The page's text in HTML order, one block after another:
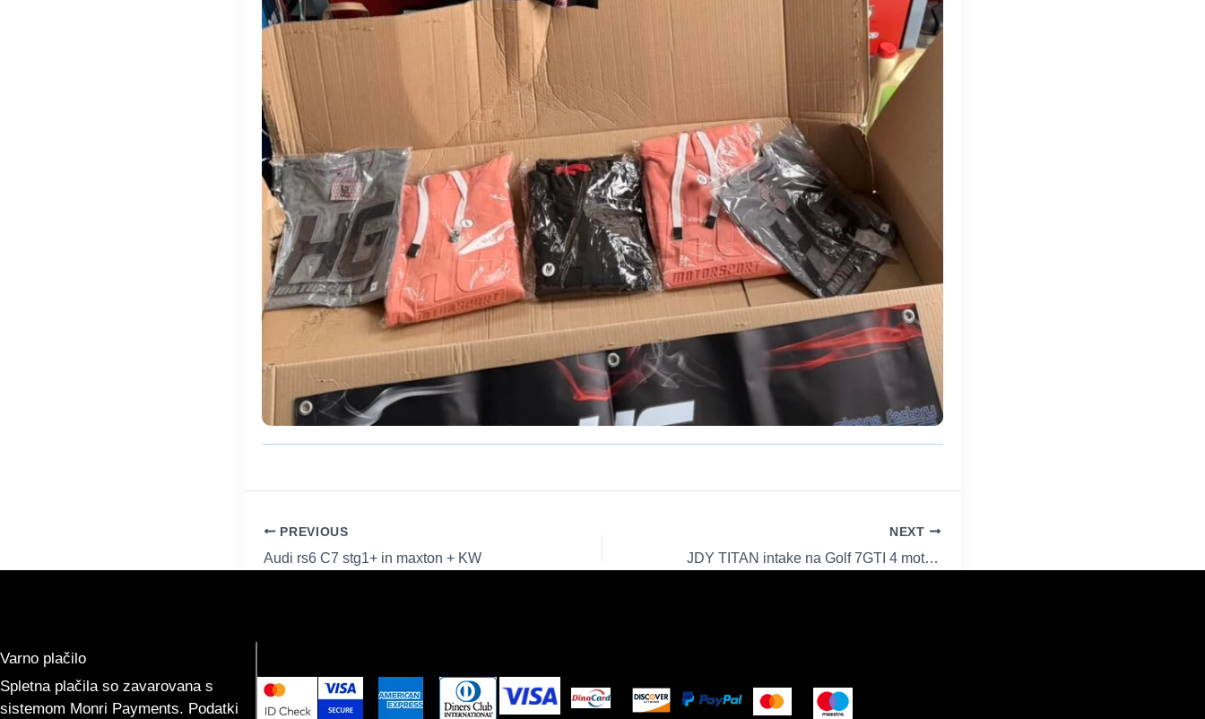
PREVIOUS
Audi rs6 C7 stg1+ in maxton + KW
NEXT
JDY TITAN intake na Golf 7GTI 4 motion
Varno plačilo
Spletna plačila so zavarovana s
sistemom Monri Payments. Podatki